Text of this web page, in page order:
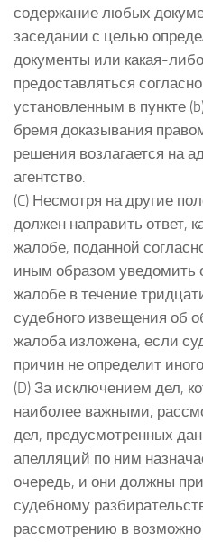
содержание любых
заседании с целью
документы или какая-
предоставляться
установленным в пункте
бремя доказывания
решения возлагается на
агентство.
(C) Несмотря на другие
должен направить ответ,
жалобе, поданной
иным образом уведомить
жалобе в течение
судебного извещения об
жалоба изложена, если
причин не определит
(D) За исключением дел,
наиболее важными,
дел, предусмотренных
апелляций по ним
очередь, и они должны
судебному
рассмотрению в возможно